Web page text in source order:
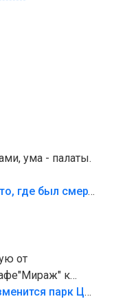
ума - палаты.
«Попал на пику»: СК показал место, где был смертельно травмирован ребенок в Тольятти
от
к
бордюры
Глава Тольятти рассказал, как изменится парк Центрального района